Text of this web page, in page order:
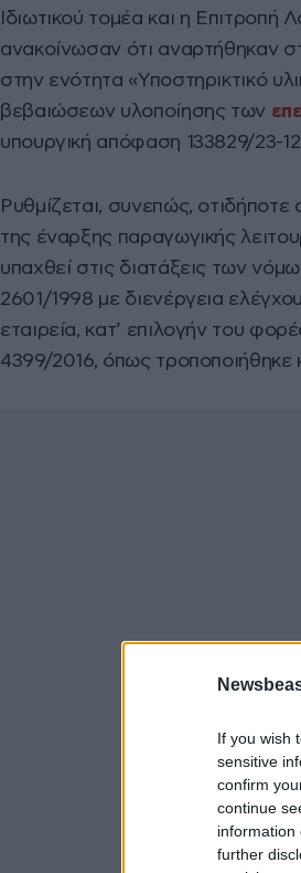
If you wish
sensitive
confirm
continue
information
further
Ιδιωτικού τομέα και η
ανακοίνωσαν ότι αναρτήθηκαν
στην ενότητα «Υποστηρικτικό
βεβαιώσεων υλοποίησης των
υπουργική απόφαση 133829/23-
Ρυθμίζεται, συνεπώς,
της έναρξης παραγωγικής
υπαχθεί στις διατάξεις των
2601/1998 με διενέργεια
εταιρεία, κατ’ επιλογήν του
4399/2016, όπως τροποποιήθηκε